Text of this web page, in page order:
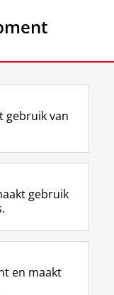
Development
R
S
-
f
e
R
I
n
t
r
m
Y
o
T
e
k
gebruik van
gebruik
en maakt